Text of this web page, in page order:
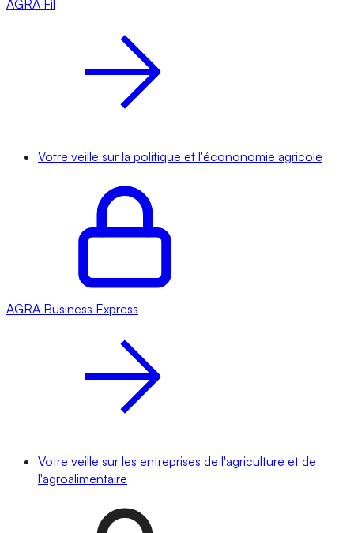
AGRA Fil
Votre veille sur la politique et l'écononomie agricole
AGRA Business Express
Votre veille sur les entreprises de l'agriculture et de
l'agroalimentaire